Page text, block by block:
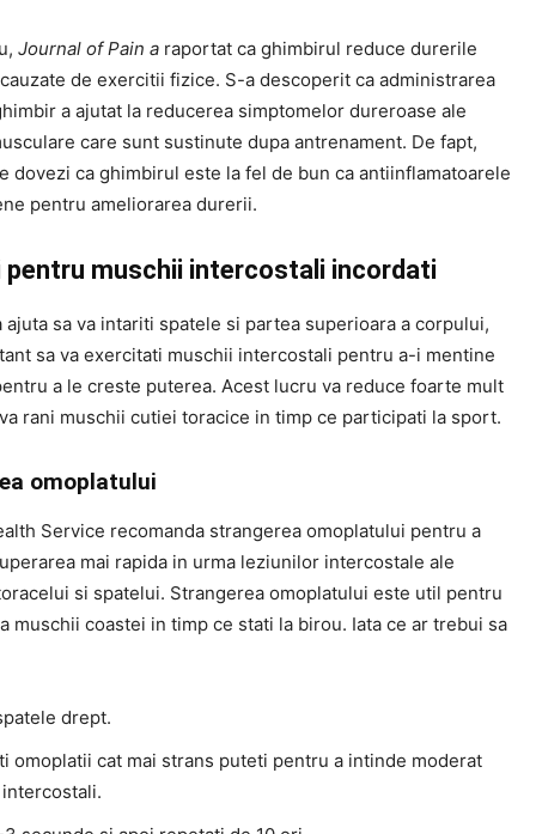
Journal of Pain a raportat ca ghimbirul reduce durerile
de exercitii fizice. S-a descoperit ca administrarea
a ajutat la reducerea simptomelor dureroase ale
care sunt sustinute dupa antrenament. De fapt,
dovezi ca ghimbirul este la fel de bun ca antiinflamatoarele
pentru ameliorarea durerii.
pentru muschii intercostali incordati
ajuta sa va intariti spatele si partea superioara a corpului,
sa va exercitati muschii intercostali pentru a-i mentine
a le creste puterea. Acest lucru va reduce foarte mult
rani muschii cutiei toracice in timp ce participati la sport.
omoplatului
Service recomanda strangerea omoplatului pentru a
mai rapida in urma leziunilor intercostale ale
si spatelui. Strangerea omoplatului este util pentru
muschii coastei in timp ce stati la birou. Iata ce ar trebui sa
drept.
omoplatii cat mai strans puteti pentru a intinde moderat